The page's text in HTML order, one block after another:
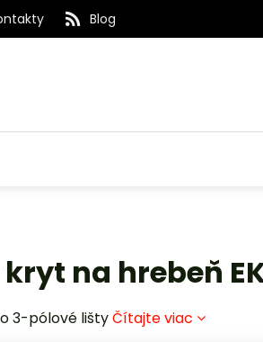
Blog
na hrebeň
3-pólové lištyČítajte viac